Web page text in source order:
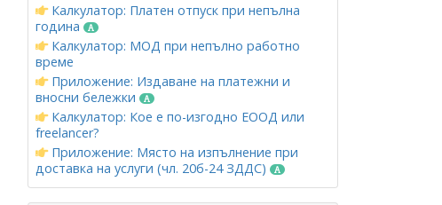
Калкулатор: Платен отпуск при непълна
година
Калкулатор: МОД при непълно работно
време
Приложение: Издаване на платежни и
вносни бележки
Калкулатор: Кое е по-изгодно ЕООД или
freelancer?
Приложение: Място на изпълнение при
доставка на услуги (чл. 20б-24 ЗДДС)